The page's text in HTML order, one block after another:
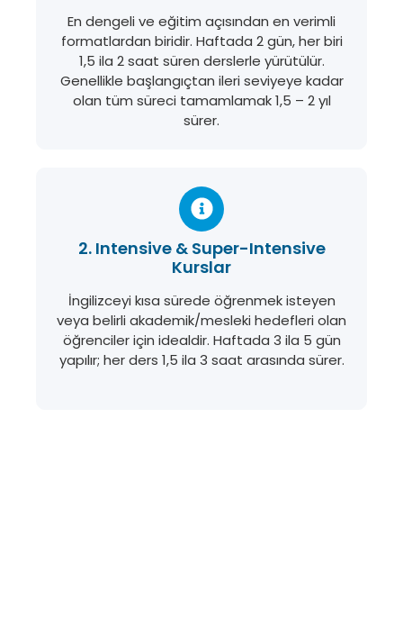
En dengeli ve eğitim açısından en verimli
formatlardan biridir. Haftada 2 gün, her biri
1,5 ila 2 saat süren derslerle yürütülür.
Genellikle başlangıçtan ileri seviyeye kadar
olan tüm süreci tamamlamak 1,5 – 2 yıl
sürer.
2. Intensive & Super-Intensive
Kurslar
İngilizceyi kısa sürede öğrenmek isteyen
veya belirli akademik/mesleki hedefleri olan
öğrenciler için idealdir. Haftada 3 ila 5 gün
yapılır; her ders 1,5 ila 3 saat arasında sürer.